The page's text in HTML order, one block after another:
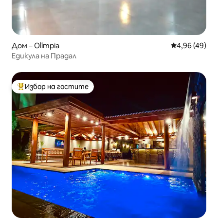
Дом – Olímpia Средна
4,96 (49)
Едикула на Прадал
Най-популярен избор на гостите
Избор на гостите